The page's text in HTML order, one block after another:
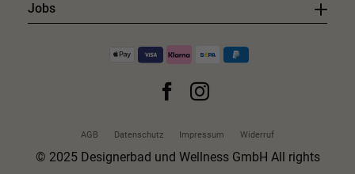
Jobs
AGB Datenschutz Impressum Widerruf
© 2025 Designerbad und Wellness GmbH All rights